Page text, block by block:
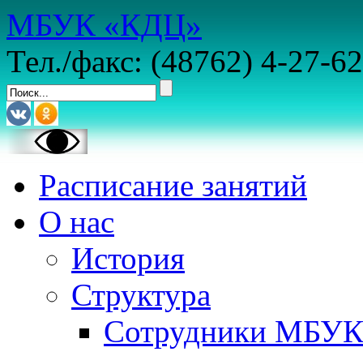
МБУК «КДЦ»
Тел./факс: (48762) 4-27-62
Расписание занятий
О нас
История
Структура
Сотрудники